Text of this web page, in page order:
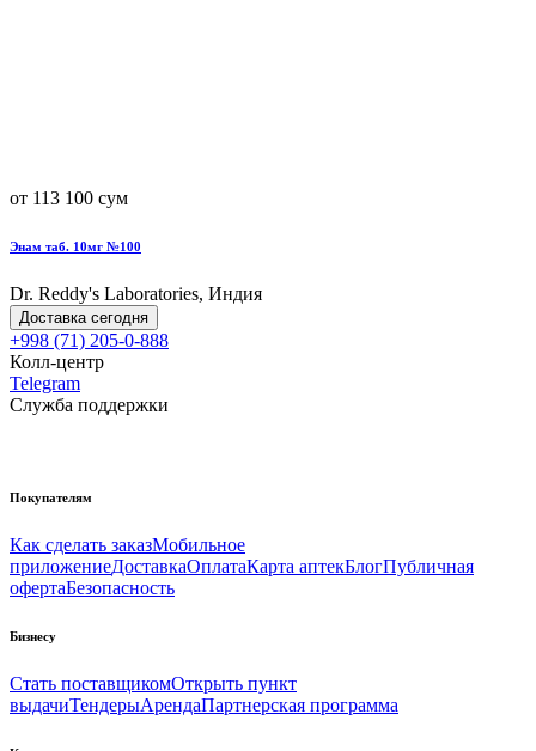
от 113 100 сум
Энам таб. 10мг №100
Dr. Reddy's Laboratories, Индия
Доставка сегодня
+998 (71) 205-0-888
Колл-центр
Telegram
Служба поддержки
Покупателям
Как сделать заказМобильное
приложениеДоставкаОплатаКарта аптекБлогПубличная
офертаБезопасность
Бизнесу
Стать поставщикомОткрыть пункт
выдачиТендерыАрендаПартнерская программа